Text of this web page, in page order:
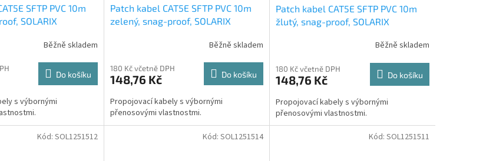
SFTP PVC 10m
SOLARIX
Běžně skladem
Do košíku
s výbornými
Patch kabel CAT5E SFTP PVC 10m
zelený, snag-proof, SOLARIX
Běžně skladem
180 Kč včetně DPH
148,76 Kč Do košíku
Propojovací kabely s výbornými
přenosovými vlastnostmi.
Patch kabel CAT5E SFTP PVC 10m
žlutý, snag-proof, SOLARIX
Běžně skladem
180 Kč včetně DPH
148,76 Kč Do košíku
Propojovací kabely s výbornými
přenosovými vlastnostmi.
Kód: SOL1251512 Kód: SOL1251514 Kód: SOL1251511